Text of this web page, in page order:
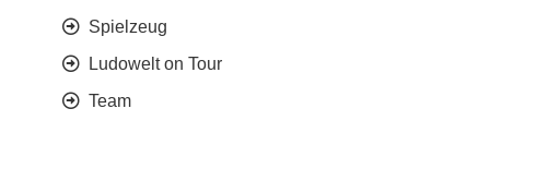
Spielzeug
Ludowelt on Tour
Team